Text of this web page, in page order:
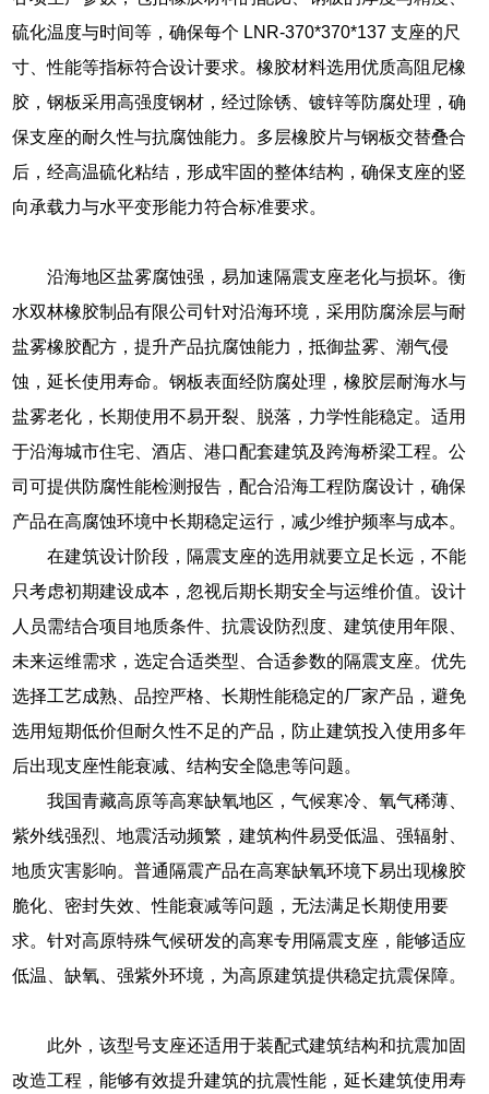
硫化温度与时间等，确保每个 LNR-370*370*137 支座的尺
寸、性能等指标符合设计要求。橡胶材料选用优质高阻尼橡
胶，钢板采用高强度钢材，经过除锈、镀锌等防腐处理，确
保支座的耐久性与抗腐蚀能力。多层橡胶片与钢板交替叠合
后，经高温硫化粘结，形成牢固的整体结构，确保支座的竖
向承载力与水平变形能力符合标准要求。
沿海地区盐雾腐蚀强，易加速隔震支座老化与损坏。衡
水双林橡胶制品有限公司针对沿海环境，采用防腐涂层与耐
盐雾橡胶配方，提升产品抗腐蚀能力，抵御盐雾、潮气侵
蚀，延长使用寿命。钢板表面经防腐处理，橡胶层耐海水与
盐雾老化，长期使用不易开裂、脱落，力学性能稳定。适用
于沿海城市住宅、酒店、港口配套建筑及跨海桥梁工程。公
司可提供防腐性能检测报告，配合沿海工程防腐设计，确保
产品在高腐蚀环境中长期稳定运行，减少维护频率与成本。
在建筑设计阶段，隔震支座的选用就要立足长远，不能
只考虑初期建设成本，忽视后期长期安全与运维价值。设计
人员需结合项目地质条件、抗震设防烈度、建筑使用年限、
未来运维需求，选定合适类型、合适参数的隔震支座。优先
选择工艺成熟、品控严格、长期性能稳定的厂家产品，避免
选用短期低价但耐久性不足的产品，防止建筑投入使用多年
后出现支座性能衰减、结构安全隐患等问题。
我国青藏高原等高寒缺氧地区，气候寒冷、氧气稀薄、
紫外线强烈、地震活动频繁，建筑构件易受低温、强辐射、
地质灾害影响。普通隔震产品在高寒缺氧环境下易出现橡胶
脆化、密封失效、性能衰减等问题，无法满足长期使用要
求。针对高原特殊气候研发的高寒专用隔震支座，能够适应
低温、缺氧、强紫外环境，为高原建筑提供稳定抗震保障。
此外，该型号支座还适用于装配式建筑结构和抗震加固
改造工程，能够有效提升建筑的抗震性能，延长建筑使用寿